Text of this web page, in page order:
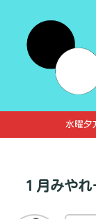
水曜夕
１月みや